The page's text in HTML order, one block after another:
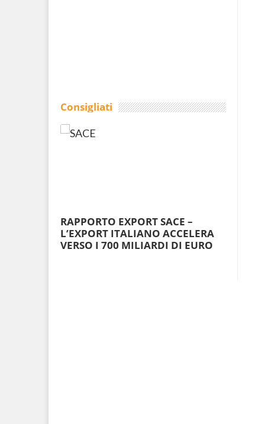
Consigliati
RAPPORTO EXPORT SACE –
L’EXPORT ITALIANO ACCELERA
VERSO I 700 MILIARDI DI EURO